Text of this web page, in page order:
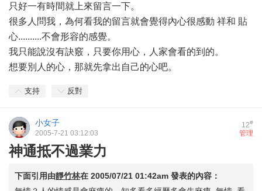
只好一有時間就上來留言一下。
很多人問我，為何看我的留言就會覺得內心很感動 祥和 貼
心..........不會形容的感覺。
我只能說沒有訣竅，只要你用心，人家會看的到的。
想要別人的心，那就先拿出自己的心吧。
支持 反對
12#
小女子
管理
2005-7-21 03:12:03
神通抵不過業力
下面引用由靜竹林在 2005/07/21 01:42am 發表的內容：